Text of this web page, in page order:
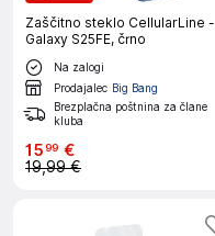
Zaščitno steklo CellularLine -
Galaxy S25FE, črno
Na zalogi
Prodajalec Big Bang
Brezplačna poštnina za člane
kluba
1599 €
19,99 €